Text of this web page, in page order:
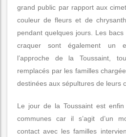
grand public par rapport aux
couleur de fleurs et de
pendant quelques jours. Les
craquer sont également un
l’approche de la Toussaint,
remplacés par les familles
destinées aux sépultures de leurs
Le jour de la Toussaint est
communes car il s’agit d’un
contact avec les familles